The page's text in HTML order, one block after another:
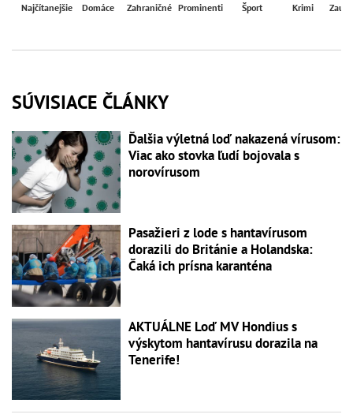
Najčítanejšie Domáce Zahraničné Prominenti Šport Krimi
SÚVISIACE ČLÁNKY
Ďalšia výletná loď nakazená vírusom:
Viac ako stovka ľudí bojovala s
norovírusom
Pasažieri z lode s hantavírusom
dorazili do Británie a Holandska:
Čaká ich prísna karanténa
AKTUÁLNE Loď MV Hondius s
výskytom hantavírusu dorazila na
Tenerife!